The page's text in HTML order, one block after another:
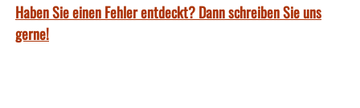
Haben Sie einen Fehler entdeckt? Dann schreiben Sie uns
gerne!